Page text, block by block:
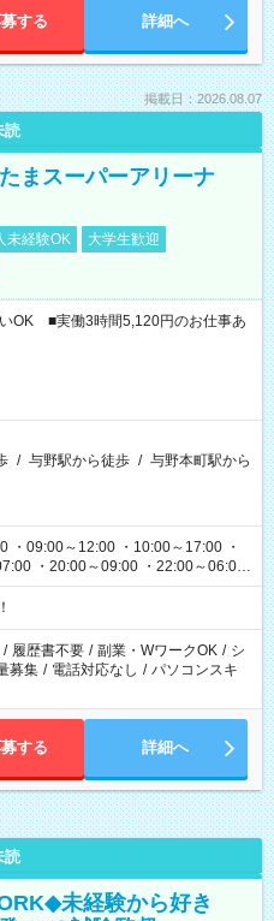
する 詳細へ
掲載日：2026.08.07
読
まスーパーアリーナ
未経験OK
大学生歓迎
OK ■実働3時間5,120円のお仕事あ
/ 与野駅から徒歩 / 与野本町駅から
・09:00～12:00 ・10:00～17:00 ・
・20:00～09:00 ・22:00～06:00
/ 履歴書不要 / 副業・WワークOK / シ
募集 / 電話対応なし / パソコンスキ
する 詳細へ
読
未経験から好き